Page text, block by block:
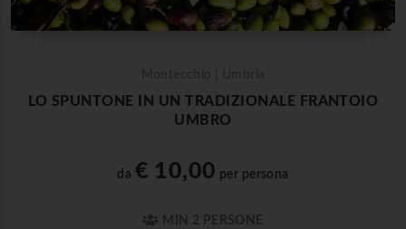
LO SPUNTONE IN UN TRADIZIONALE FRANTOIO
UMBRO
da € 10,00 per persona
MIN 2 PERSONE